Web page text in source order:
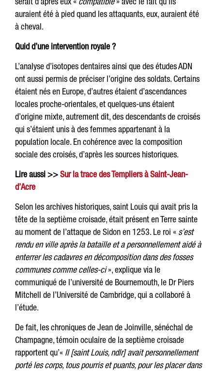
auraient été à pied quand les attaquants, eux, auraient été
à cheval.
Quid d’une intervention royale ?
L’analyse d’isotopes dentaires ainsi que des études ADN
ont aussi permis de préciser l’origine des soldats. Certains
étaient nés en Europe, d’autres étaient d’ascendances
locales proche-orientales, et quelques-uns étaient
d’origine mixte, autrement dit, des descendants de croisés
qui s’étaient unis à des femmes appartenant à la
population locale. En cohérence avec la composition
sociale des croisés, d’après les sources historiques.
Lire aussi >>Sur la trace des Templiers à Saint-Jean-
d’Acre
Selon les archives historiques, saint Louis qui avait pris la
tête de la septième croisade, était présent en Terre sainte
au moment de l’attaque de Sidon en 1253. Le roi « s’est
rendu en ville après la bataille et a personnellement aidé à
enterrer les cadavres en décomposition dans des fosses
communes comme celles-ci», explique via le
communiqué de l’université de Bournemouth, le Dr Piers
Mitchell de l’Université de Cambridge, qui a collaboré à
l’étude.
De fait, les chroniques de Jean de Joinville, sénéchal de
Champagne, témoin oculaire de la septième croisade
rapportent qu’« Il [saint Louis, ndlr] avait personnellement
porté les corps, tous pourris et puants, pour les placer dans